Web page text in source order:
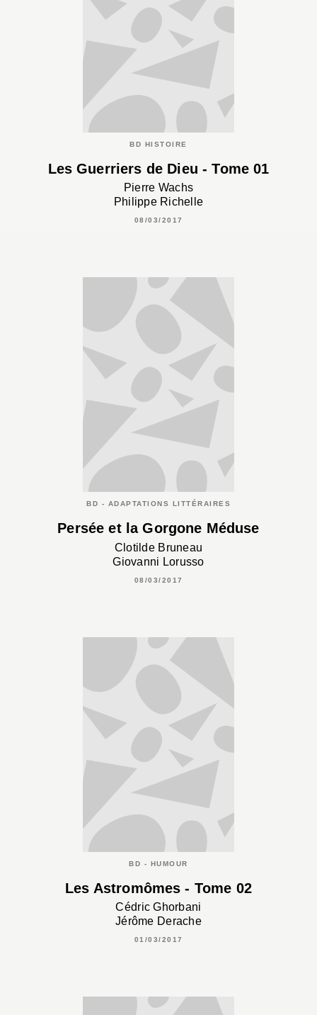
BD HISTOIRE
Les Guerriers de Dieu - Tome 01
Pierre Wachs
Philippe Richelle
08/03/2017
BD - ADAPTATIONS LITTÉRAIRES
Persée et la Gorgone Méduse
Clotilde Bruneau
Giovanni Lorusso
08/03/2017
BD - HUMOUR
Les Astromômes - Tome 02
Cédric Ghorbani
Jérôme Derache
01/03/2017